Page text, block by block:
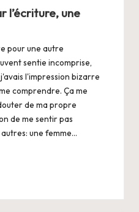
l’écriture, une
pour une autre
sentie incomprise,
l'impression bizarre
comprendre. Ça me
de ma propre
de me sentir pas
une femme…